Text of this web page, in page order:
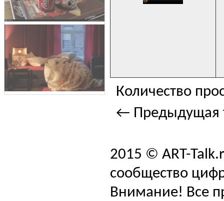
Количество
← Предыдущая
2015 © ART-
сообщество
Внимание! Все